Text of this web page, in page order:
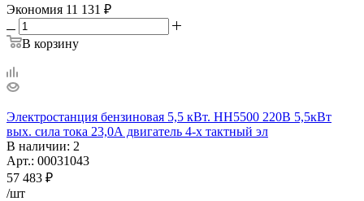
Экономия 11 131 ₽
В корзину
Электростанция бензиновая 5,5 кВт. НН5500 220В 5,5кВт
вых. сила тока 23,0А двигатель 4-х тактный эл
В наличии: 2
Арт.: 00031043
57 483 ₽
/шт